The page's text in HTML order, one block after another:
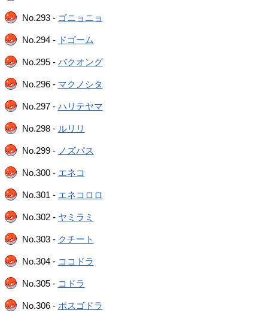
No.293 - ゴニョニョ
No.294 - ドゴーム
No.295 - バクオング
No.296 - マクノシタ
No.297 - ハリテヤマ
No.298 - ルリリ
No.299 - ノズパス
No.300 - エネコ
No.301 - エネコロロ
No.302 - ヤミラミ
No.303 - クチート
No.304 - ココドラ
No.305 - コドラ
No.306 - ボスゴドラ